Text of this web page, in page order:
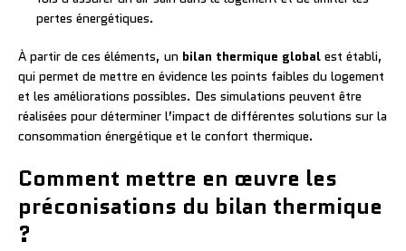
pertes énergétiques.
À partir de ces éléments, un bilan thermique global est établi,
qui permet de mettre en évidence les points faibles du logement
et les améliorations possibles. Des simulations peuvent être
réalisées pour déterminer l’impact de différentes solutions sur la
consommation énergétique et le confort thermique.
Comment mettre en œuvre les
préconisations du bilan thermique
?